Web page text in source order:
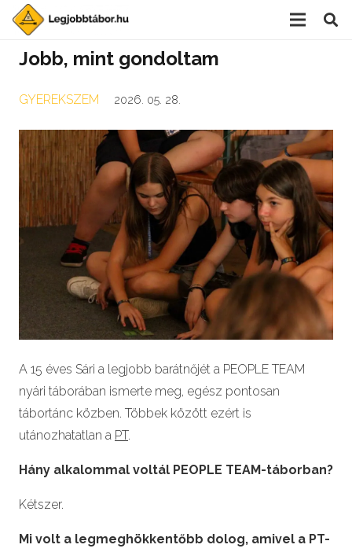
Jobb, mint gondoltam
GYEREKSZEM 2026. 05. 28.
A 15 éves Sári a legjobb barátnőjét a PEOPLE TEAM
nyári táborában ismerte meg, egész pontosan
tábortánc közben. Többek között ezért is
utánozhatatlan a PT.
Hány alkalommal voltál PEOPLE TEAM-táborban?
Kétszer.
Mi volt a legmeghökkentőbb dolog, amivel a PT-